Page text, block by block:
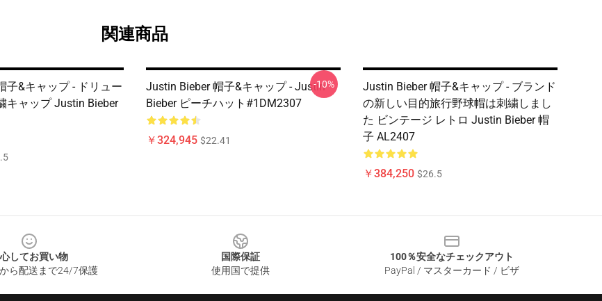
関連商品
子&キャップ - ドリュー
キャップ Justin Bieber
Justin Bieber 帽子&キャップ - Justin
Bieber ピーチハット#1DM2307
￥324,945 $22.41
-10%
Justin Bieber 帽子&キャップ - ブランド
の新しい目的旅行野球帽は刺繍しまし
た ビンテージ レトロ Justin Bieber 帽
子 AL2407
￥384,250 $26.5
してお買い物
ら配送まで24/7保護
国際保証
使用国で提供
100％安全なチェックアウト
PayPal / マスターカード / ビザ